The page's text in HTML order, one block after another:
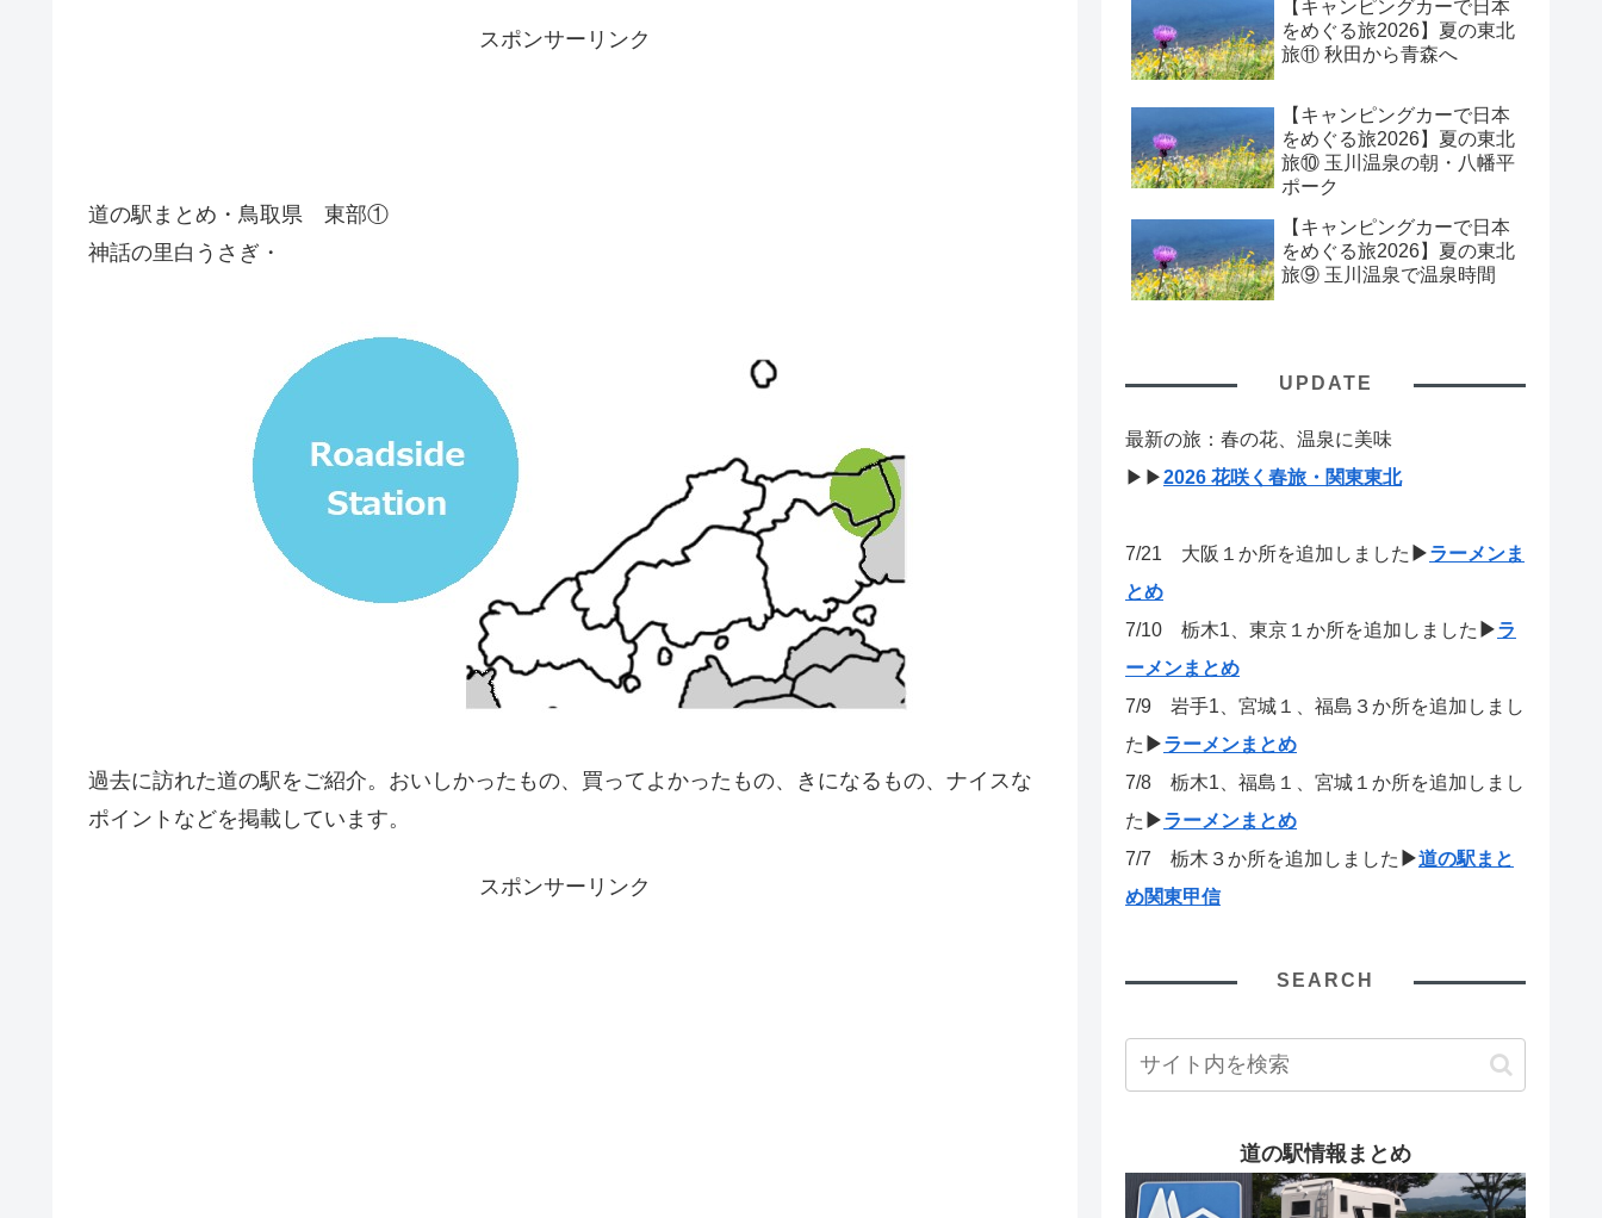
スポンサーリンク
道の駅まとめ・鳥取県 東部①
神話の里白うさぎ・
過去に訪れた道の駅をご紹介。おいしかったもの、買ってよかったもの、きになるもの、ナイスな
ポイントなどを掲載しています。
スポンサーリンク
【キャンピングカーで日本
をめぐる旅2026】夏の東北
旅⑪ 秋田から青森へ
【キャンピングカーで日本
をめぐる旅2026】夏の東北
旅⑩ 玉川温泉の朝・八幡平
ポーク
【キャンピングカーで日本
をめぐる旅2026】夏の東北
旅⑨ 玉川温泉で温泉時間
UPDATE
最新の旅：春の花、温泉に美味
▶▶2026 花咲く春旅・関東東北
7/21 大阪１か所を追加しました ▶ラーメンま
とめ
7/10 栃木1、東京１か所を追加しました ▶ラ
ーメンまとめ
7/9 岩手1、宮城１、福島３か所を追加しまし
た ▶ラーメンまとめ
7/8 栃木1、福島１、宮城１か所を追加しまし
た ▶ラーメンまとめ
7/7 栃木３か所を追加しました ▶道の駅まと
め関東甲信
SEARCH
道の駅情報まとめ